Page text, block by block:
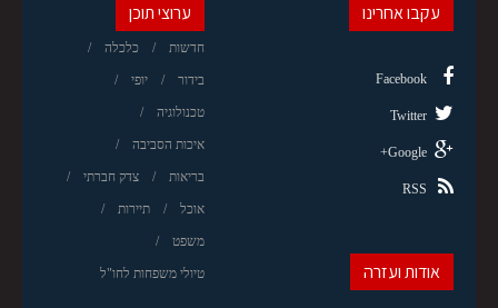
ערוצי תוכן
חדשות כלכלה
בידור יופי
טכנולוגיה
איכות הסביבה
בריאות צדק חברתי
אוכל תיירות
משפט
טיולי משפחות לחו"ל
עקבו אחרינו
Facebook
Twitter
Google+
RSS
אודות ועזרה